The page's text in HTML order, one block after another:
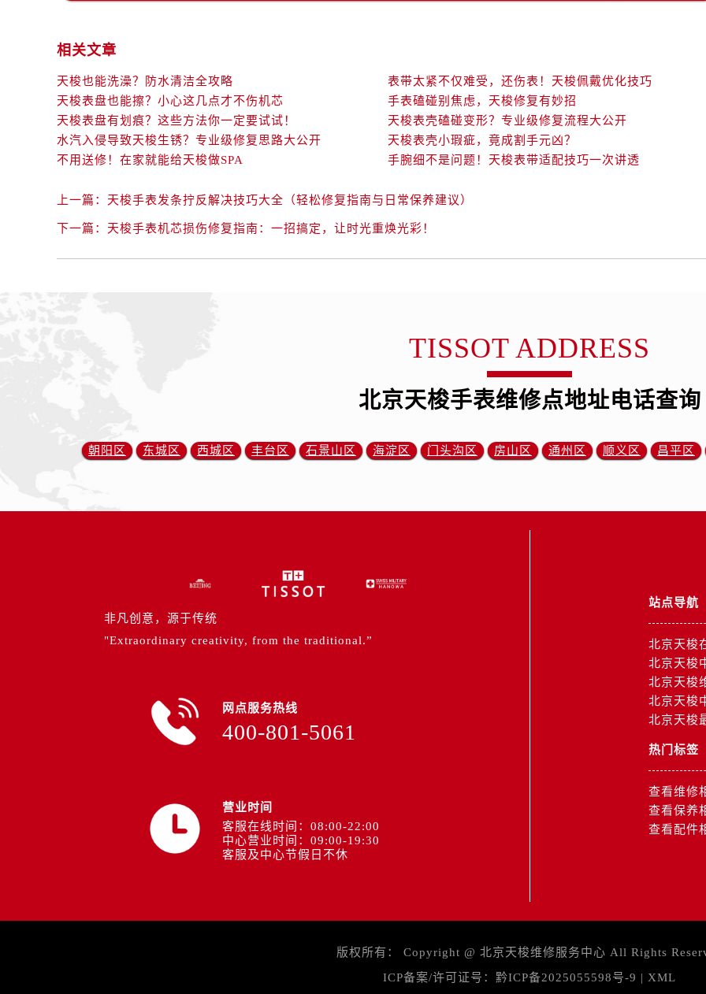
相关文章
天梭也能洗澡？防水清洁全攻略
表带太紧不仅难受，还伤表！天梭佩戴优化技巧
天梭表盘也能擦？小心这几点才不伤机芯
手表磕碰别焦虑，天梭修复有妙招
天梭表盘有划痕？这些方法你一定要试试！
天梭表壳磕碰变形？专业级修复流程大公开
水汽入侵导致天梭生锈？专业级修复思路大公开
天梭表壳小瑕疵，竟成割手元凶？
不用送修！在家就能给天梭做SPA
手腕细不是问题！天梭表带适配技巧一次讲透
上一篇： 天梭手表发条拧反解决技巧大全（轻松修复指南与日常保养建议）
下一篇： 天梭手表机芯损伤修复指南：一招搞定，让时光重焕光彩！
TISSOT ADDRESS
北京天梭手表维修点地址电话查询
朝阳区 东城区 西城区 丰台区 石景山区 海淀区 门头沟区 房山区 通州区 顺义区 昌平区
非凡创意，源于传统
"Extraordinary creativity, from the traditional.”
网点服务热线
400-801-5061
营业时间
客服在线时间：08:00-22:00
中心营业时间：09:00-19:30
客服及中心节假日不休
站点导航
北京天梭
北京天梭
北京天梭
北京天梭
北京天梭
热门标签
查看维修
查看保养
查看配件
版权所有： Copyright @ 北京天梭维修服务中心 All Rights
ICP备案/许可证号： 黔ICP备2025055598号-9 | XML